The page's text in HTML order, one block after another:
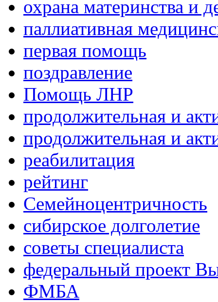
охрана материнства и
паллиативная
первая помощь
поздравление
Помощь ЛНР
продолжительная и
продолжительная и
реабилитация
рейтинг
Семейноцентричность
сибирское долголетие
советы специалиста
федеральный проект
ФМБА